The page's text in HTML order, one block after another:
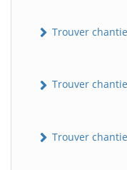
Trouver
Trouver
Trouver